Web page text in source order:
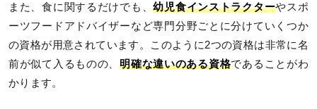
また、食に関するだけでも、幼児食インストラクターやスポ
ーツフードアドバイザーなど専門分野ごとに分けていくつか
の資格が用意されています。このように2つの資格は非常に名
前が似て入るものの、明確な違いのある資格であることがわ
かります。